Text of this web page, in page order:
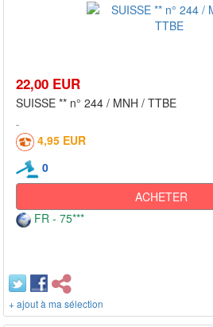
22,00 EUR
SUISSE ** n° 244 / MNH / TTBE
4,95 EUR
0
ACHETER
FR - 75***
+ ajout à ma sélection